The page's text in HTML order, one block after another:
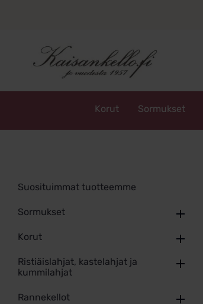
Korut Sormukset
Suosituimmat tuotteemme
Sormukset
Korut
Ristiäislahjat, kastelahjat ja
kummilahjat
Rannekellot